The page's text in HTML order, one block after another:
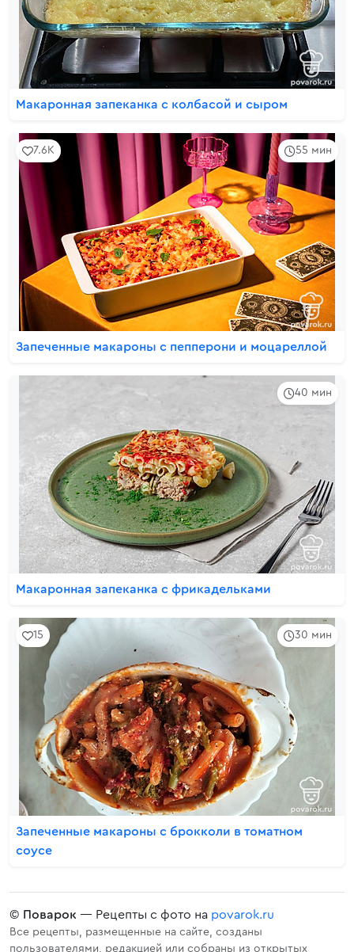
Макаронная запеканка с колбасой и сыром
55 мин
7.6K
Запеченные макароны с пепперони и моцареллой
40 мин
Макаронная запеканка с фрикадельками
30 мин
15
Запеченные макароны с брокколи в томатном
соусе
© Поварок — Рецепты с фото на povarok.ru
Все рецепты, размещенные на сайте, созданы
пользователями, редакцией или собраны из открытых